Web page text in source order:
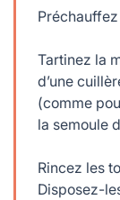
Tartinez la
d’une
(comme
la semoule
Rincez les
Disposez-